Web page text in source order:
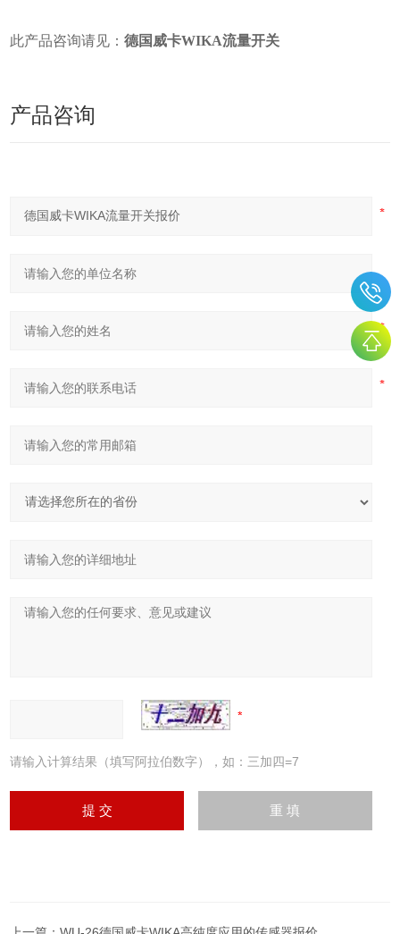
此产品咨询请见：德国威卡WIKA流量开关
产品咨询
请输入计算结果（填写阿拉伯数字），如：三加四=7